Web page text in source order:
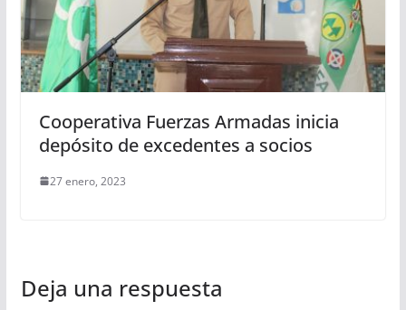
Cooperativa Fuerzas Armadas inicia
depósito de excedentes a socios
27 enero, 2023
Deja una respuesta